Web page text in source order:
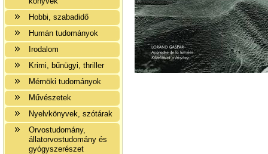
Hobbi, szabadidő
Humán tudományok
Irodalom
Krimi, bűnügyi, thriller
Mérnöki tudományok
Művészetek
Nyelvkönyvek, szótárak
Orvostudomány,
állatorvostudomány és
gyógyszerészet